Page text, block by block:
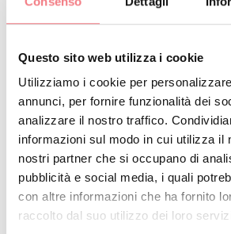
Questo sito web utilizza i cookie
Utilizziamo i cookie per
annunci, per fornire funzionalità dei
analizzare il nostro traffico.
informazioni sul modo in cui utilizza il
nostri partner che si occupano di
pubblicità e social media, i quali
con altre informazioni che ha fornito
raccolto dal suo utilizzo dei loro
dalle 05:00 alle 00:00
-sabato domenicadalle 05:00